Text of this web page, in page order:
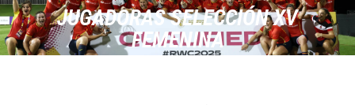
JUGADORAS SELECCIÓN XV
FEMENINA